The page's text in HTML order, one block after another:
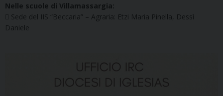
Nelle scuole di Villamassargia:
 Sede del IIS “Beccaria” – Agraria: Etzi Maria Pinella, Dessì
Daniele